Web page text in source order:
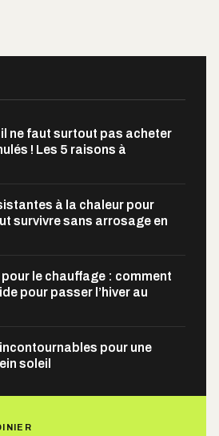
ne faut surtout pas acheter
! Les 5 raisons à
à la chaleur pour
survivre sans arrosage en
pour le chauffage : comment
pour passer l’hiver au
pour une
soleil